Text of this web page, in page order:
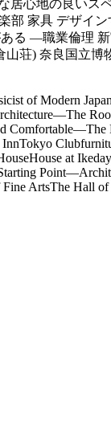
居心地の良い
部 家具 デザイ
る —職業倫理
荘) 奈良国立博
of Modern
at
ArtsThe Hall of